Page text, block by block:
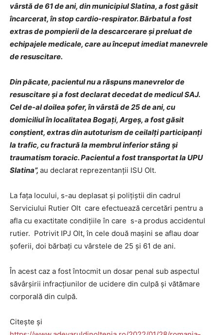
vârstă de 61 de ani, din municipiul Slatina, a fost găsit
încarcerat, în stop cardio-respirator. Bărbatul a fost
extras de pompierii de la descarcerare și preluat de
echipajele medicale, care au început imediat manevrele
de resuscitare.
Din păcate, pacientul nu a răspuns manevrelor de
resuscitare și a fost declarat decedat de medicul SAJ.
Cel de-al doilea șofer, în vârstă de 25 de ani, cu
domiciliul în localitatea Bogați, Argeș, a fost găsit
conștient, extras din autoturism de ceilalți participanți
la trafic, cu fractură la membrul inferior stâng și
traumatism toracic. Pacientul a fost transportat la UPU
Slatina”, au declarat reprezentanții ISU Olt.
La fața locului, s-au deplasat și polițiștii din cadrul
Serviciului Rutier Olt care efectuează cercetări pentru a
afla cu exactitate condițiile în care s-a produs accidentul
rutier. Potrivit IPJ Olt, în cele două mașini se aflau doar
șoferii, doi bărbați cu vârstele de 25 și 61 de ani.
În acest caz a fost întocmit un dosar penal sub aspectul
săvârşirii infracţiunilor de ucidere din culpă și vătămare
corporală din culpă.
Citește și